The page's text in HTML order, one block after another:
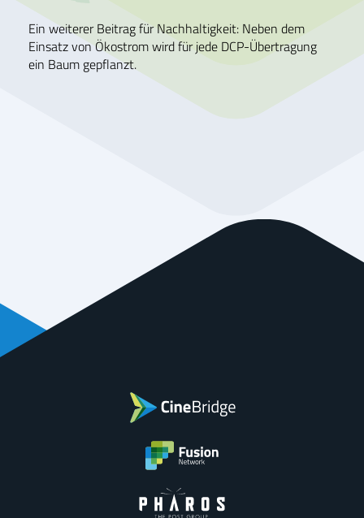
Ein weiterer Beitrag für Nachhaltigkeit: Neben dem
Einsatz von Ökostrom wird für jede DCP-Übertragung
ein Baum gepflanzt.